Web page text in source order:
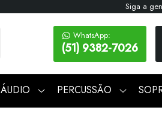
Siga a
WhatsApp:
(51) 9382-7026
ÁUDIO PERCUSSÃO